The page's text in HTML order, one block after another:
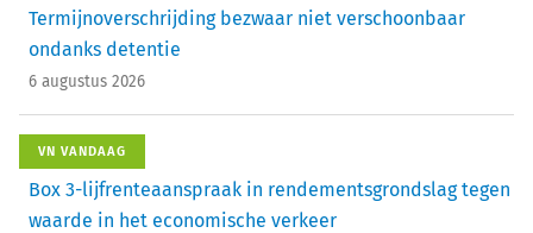
Termijnoverschrijding bezwaar niet verschoonbaar
ondanks detentie
6 augustus 2026
VN VANDAAG
Box 3-lijfrenteaanspraak in rendementsgrondslag tegen
waarde in het economische verkeer